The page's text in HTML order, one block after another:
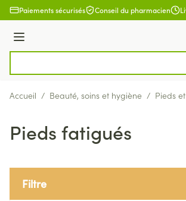
Aller au contenu
Paiements sécurisés Conseil du pharmacien
Menu
Accueil / Beauté, soins et hygiène / Pieds
Pieds fatigués
Filtre